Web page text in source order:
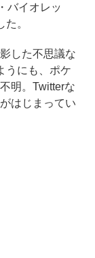
バイオレッ
。
した不思議な
うにも、ポケ
明。Twitterな
はじまってい